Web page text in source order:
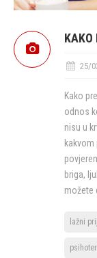
KAKO
25/
Kako
odnos
nisu u
briga,
možete
lažni